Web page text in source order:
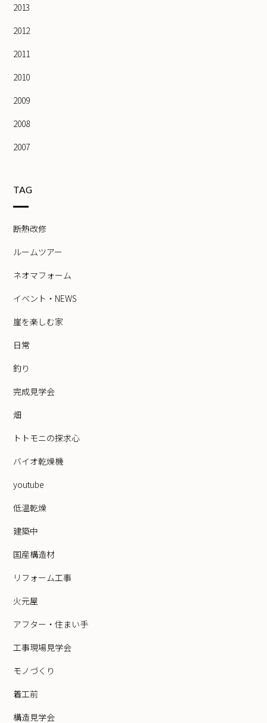
2013
2012
2011
2010
2009
2008
2007
TAG
断熱改修
ルームツアー
ネオマフォーム
イベント・NEWS
崖を楽しむ家
日常
釣り
完成見学会
畑
トトモニの探求心
バイオ乾燥機
youtube
低温乾燥
建築中
国産構造材
リフォーム工事
火元屋
アフター・住まい手
工事現場見学会
モノづくり
着工前
構造見学会